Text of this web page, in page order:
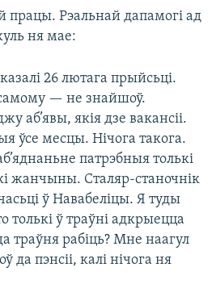
працы. Рэальнай дапамогі ад
ня мае:
26 лютага прыйсьці.
— не знайшоў.
аб’явы, якія дзе вакансіі.
ўсе месцы. Нічога такога.
патрэбныя толькі
жанчыны. Сталяр-станочнік
ў Навабеліцы. Я туды
толькі ў траўні адкрыецца
траўня рабіць? Мне наагул
да пэнсіі, калі нічога ня